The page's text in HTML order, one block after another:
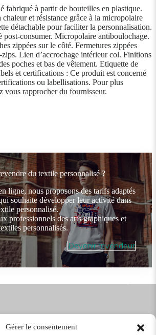
Gérer le consentement
fabriqué à partir de bouteilles en plastique.
et résistance grâce à la micropolaire
détachable pour faciliter la personnalisation.
post-consumer. Micropolaire antiboulochage.
zippées sur le côté. Fermetures zippées
Lien d’accrochage intérieur col. Finitions
poches et bas de vêtement. Etiquette de
et certifications : Ce produit est concerné
ou labellisations. Pour plus
vous rapprocher du fournisseur.
du textile personnalisé ?
ligne, nous proposons des tarifs adaptés
souhaite développer leur activité dans
personnalisé.
professionnels des arts graphiques et
personnalisés.
Devenir revendeur